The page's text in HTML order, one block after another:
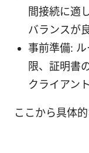
間接続に適
バランスが
事前準備: ル
限、証明書
クライアン
ここから具体